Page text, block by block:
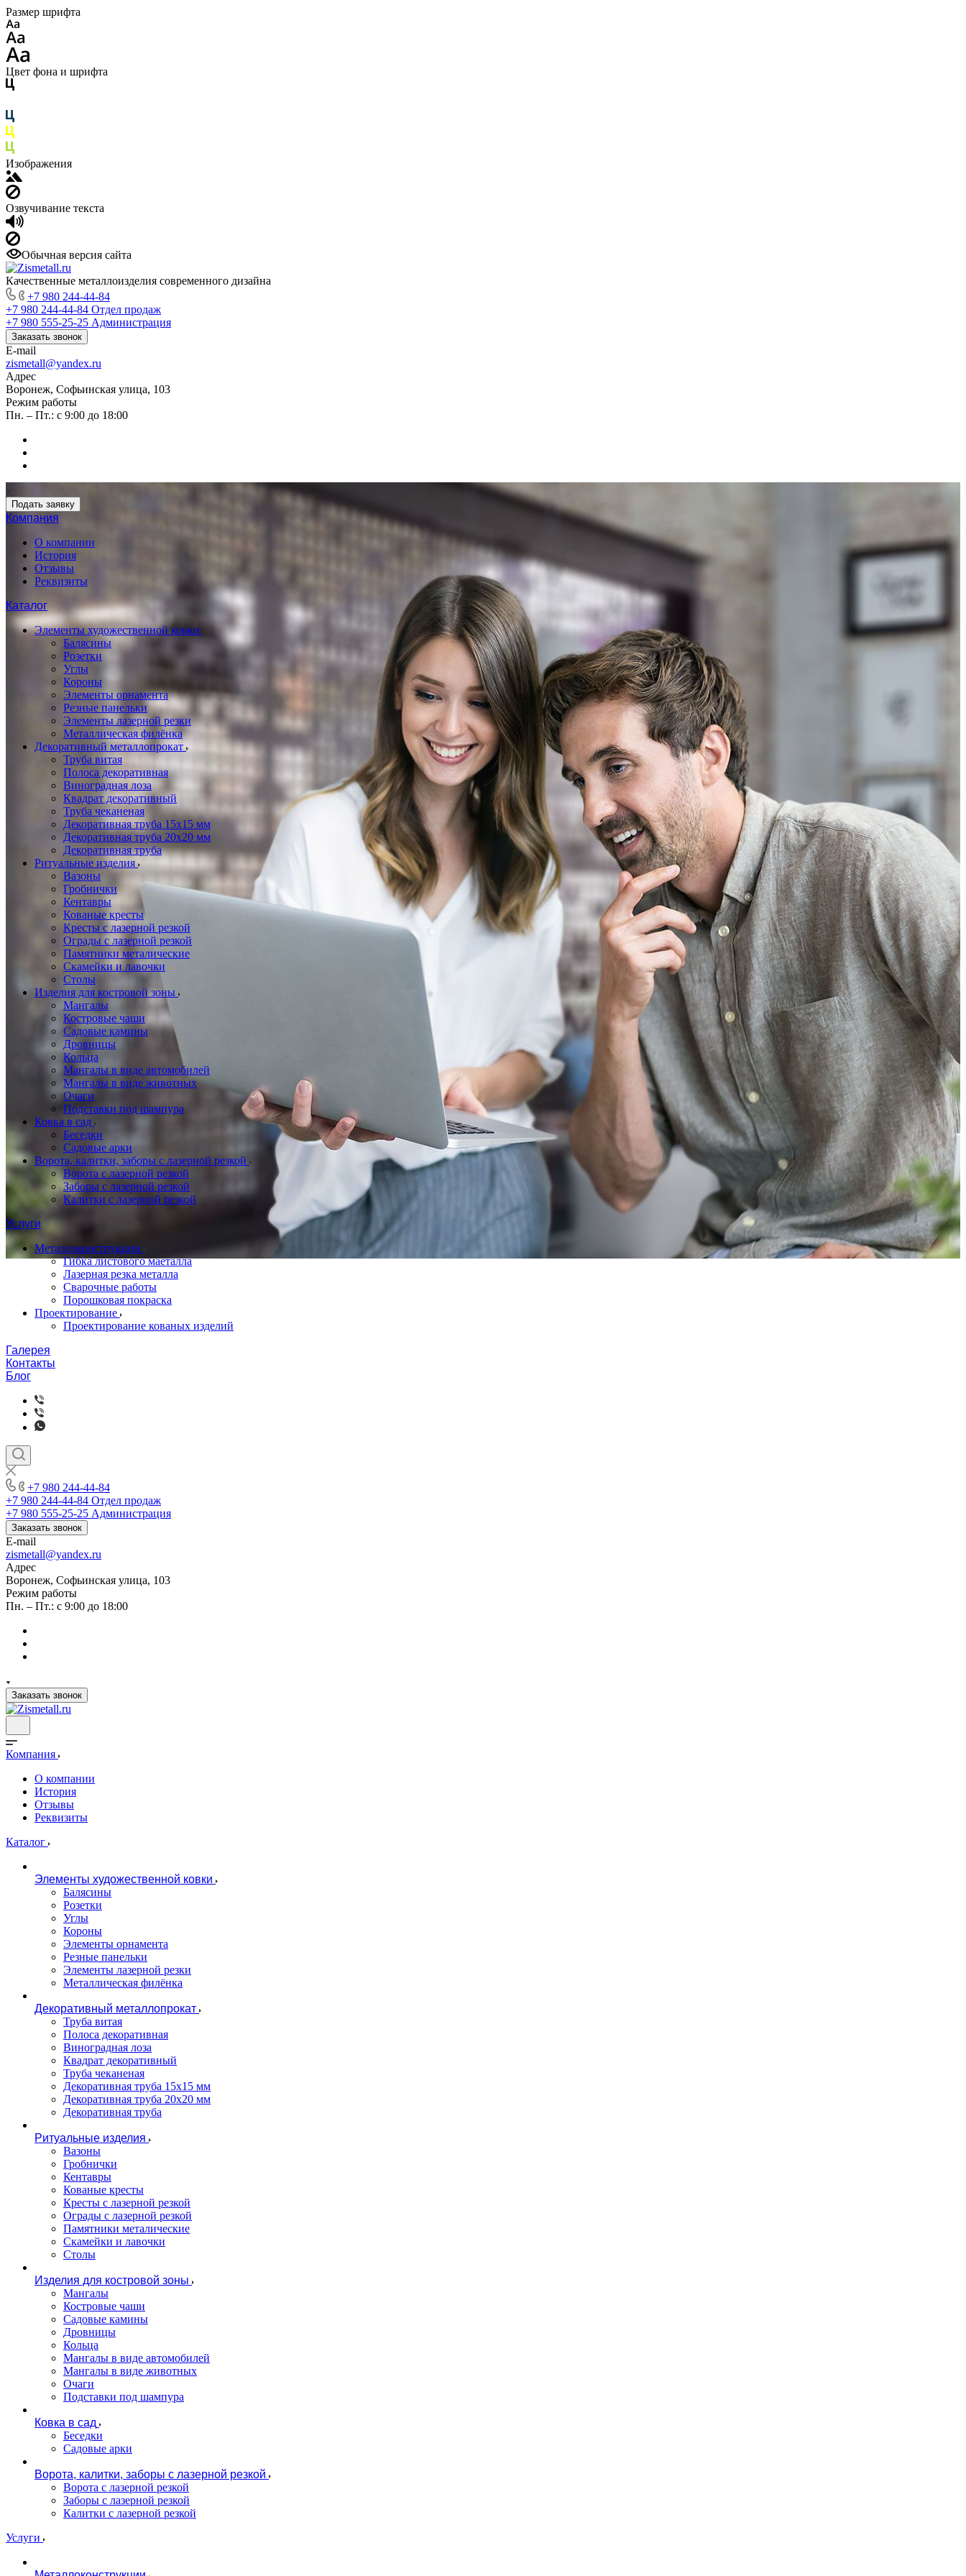
Размер шрифта
Цвет фона и шрифта
Изображения
Озвучивание текста
Обычная версия сайта
Качественные металлоизделия современного дизайна
+7 980 244-44-84
+7 980 244-44-84 Отдел продаж
+7 980 555-25-25 Администрация
Заказать звонок
E-mail
zismetall@yandex.ru
Адрес
Воронеж, Софьинская улица, 103
Режим работы
Пн. – Пт.: с 9:00 до 18:00
Подать заявку
Компания
О компании
История
Отзывы
Реквизиты
Каталог
Элементы художественной ковки
Балясины
Розетки
Углы
Короны
Элементы орнамента
Резные панельки
Элементы лазерной резки
Металлическая филёнка
Декоративный металлопрокат
Труба витая
Полоса декоративная
Виноградная лоза
Квадрат декоративный
Труба чеканеная
Декоративная труба 15х15 мм
Декоративная труба 20х20 мм
Декоративная труба
Ритуальные изделия
Вазоны
Гробнички
Кентавры
Кованые кресты
Кресты с лазерной резкой
Ограды с лазерной резкой
Памятники металические
Скамейки и лавочки
Столы
Изделия для костровой зоны
Мангалы
Костровые чаши
Садовые камины
Дровницы
Кольца
Мангалы в виде автомобилей
Мангалы в виде животных
Очаги
Подставки под шампура
Ковка в сад
Беседки
Садовые арки
Ворота, калитки, заборы с лазерной резкой
Ворота с лазерной резкой
Заборы с лазерной резкой
Калитки с лазерной резкой
Услуги
Металлоконструкции
Гибка листового маеталла
Лазерная резка металла
Сварочные работы
Порошковая покраска
Проектирование
Проектирование кованых изделий
Галерея
Контакты
Блог
+7 980 244-44-84
+7 980 244-44-84 Отдел продаж
+7 980 555-25-25 Администрация
Заказать звонок
E-mail
zismetall@yandex.ru
Адрес
Воронеж, Софьинская улица, 103
Режим работы
Пн. – Пт.: с 9:00 до 18:00
Заказать звонок
Компания
О компании
История
Отзывы
Реквизиты
Каталог
Элементы художественной ковки
Балясины
Розетки
Углы
Короны
Элементы орнамента
Резные панельки
Элементы лазерной резки
Металлическая филёнка
Декоративный металлопрокат
Труба витая
Полоса декоративная
Виноградная лоза
Квадрат декоративный
Труба чеканеная
Декоративная труба 15х15 мм
Декоративная труба 20х20 мм
Декоративная труба
Ритуальные изделия
Вазоны
Гробнички
Кентавры
Кованые кресты
Кресты с лазерной резкой
Ограды с лазерной резкой
Памятники металические
Скамейки и лавочки
Столы
Изделия для костровой зоны
Мангалы
Костровые чаши
Садовые камины
Дровницы
Кольца
Мангалы в виде автомобилей
Мангалы в виде животных
Очаги
Подставки под шампура
Ковка в сад
Беседки
Садовые арки
Ворота, калитки, заборы с лазерной резкой
Ворота с лазерной резкой
Заборы с лазерной резкой
Калитки с лазерной резкой
Услуги